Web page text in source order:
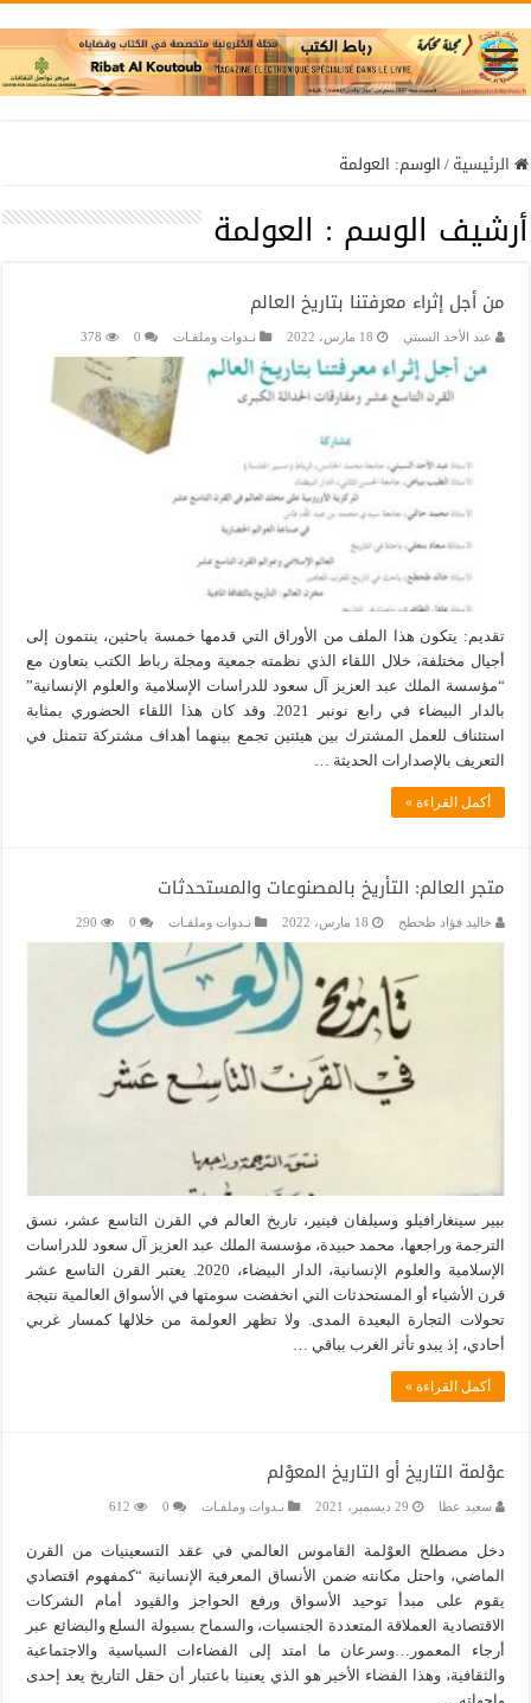
الرئيسية/الوسم: العولمة
أرشيف الوسم : العولمة
من أجل إثراء معرفتنا بتاريخ العالم
عبد الأحد السبتي 18 مارس، 2022 نـدوات وملفـات 0
378
تقديم: يتكون هذا الملف من الأوراق التي قدمها خمسة باحثين، ينتمون إلى
أجيال مختلفة، خلال اللقاء الذي نظمته جمعية ومجلة رباط الكتب بتعاون مع
“مؤسسة الملك عبد العزيز آل سعود للدراسات الإسلامية والعلوم الإنسانية”
بالدار البيضاء في رابع نونبر 2021. وقد كان هذا اللقاء الحضوري بمثابة
استئناف للعمل المشترك بين هيئتين تجمع بينهما أهداف مشتركة تتمثل في
التعريف بالإصدارات الحديثة …
أكمل القراءة »
متجر العالم: التأريخ بالمصنوعات والمستحدثات
خاليد فؤاد طحطح 18 مارس، 2022 نـدوات وملفـات 0
290
بيير سينغارافيلو وسيلفان فينير، تاريخ العالم في القرن التاسع عشر، نسق
الترجمة وراجعها، محمد حبيدة، مؤسسة الملك عبد العزيز آل سعود للدراسات
الإسلامية والعلوم الإنسانية، الدار البيضاء، 2020. يعتبر القرن التاسع عشر
قرن الأشياء أو المستحدثات التي انخفضت سومتها في الأسواق العالمية نتيجة
تحولات التجارة البعيدة المدى. ولا تظهر العولمة من خلالها كمسار غربي
أحادي، إذ يبدو تأثر الغرب بباقي …
أكمل القراءة »
عوْلمة التاريخ أو التاريخ المعوْلم
سعيد عطا 29 ديسمبر، 2021 نـدوات وملفـات 0
612
دخل مصطلح العوْلمة القاموس العالمي في عقد التسعينيات من القرن
الماضي، واحتل مكانته ضمن الأنساق المعرفية الإنسانية “كمفهوم اقتصادي
يقوم على مبدأ توحيد الأسواق ورفع الحواجز والقيود أمام الشركات
الاقتصادية العملاقة المتعددة الجنسيات، والسماح بسيولة السلع والبضائع عبر
أرجاء المعمور…وسرعان ما امتد إلى الفضاءات السياسية والاجتماعية
والثقافية، وهذا الفضاء الأخير هو الذي يعنينا باعتبار أن حقل التاريخ يعد إحدى